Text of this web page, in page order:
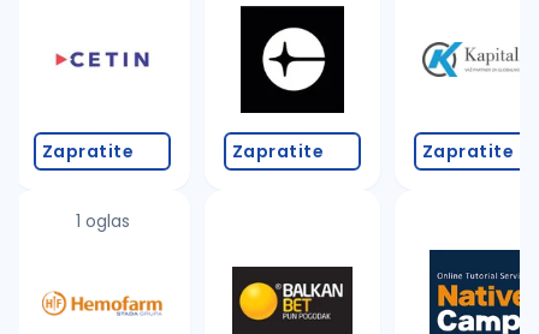
Zapratite
1 oglas
Zapratite Zapratite